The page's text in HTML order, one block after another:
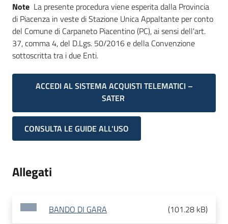
Note La presente procedura viene esperita dalla Provincia
di Piacenza in veste di Stazione Unica Appaltante per conto
del Comune di Carpaneto Piacentino (PC), ai sensi dell'art.
37, comma 4, del D.Lgs. 50/2016 e della Convenzione
sottoscritta tra i due Enti.
ACCEDI AL SISTEMA ACQUISTI TELEMATICI –
SATER
CONSULTA LE GUIDE ALL'USO
Allegati
BANDO DI GARA (101.28 kB)